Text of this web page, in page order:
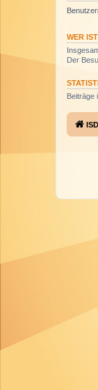
WER
Der
Beiträge